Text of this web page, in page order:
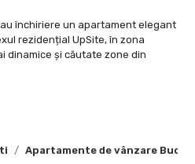
Apartamente de vânzare
închiriere un apartament elegant
rezidențial UpSite, în zona
dinamice și căutate zone din
și o compartimentare eficientă,
de 84 mp, la care se adaugă o